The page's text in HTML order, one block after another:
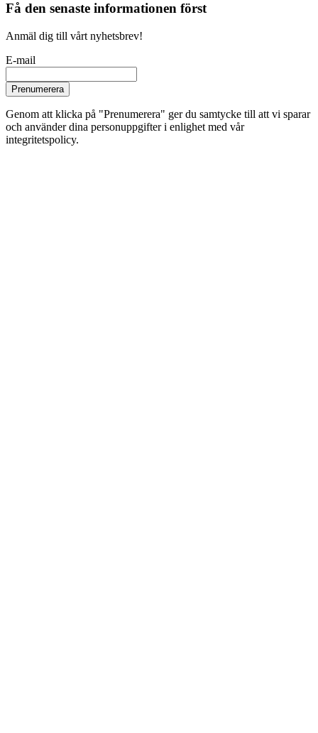
Få den senaste informationen först
Anmäl dig till vårt nyhetsbrev!
E-mail
Prenumerera
Genom att klicka på "Prenumerera" ger du samtycke till att vi sparar
och använder dina personuppgifter i enlighet med vår
integritetspolicy.